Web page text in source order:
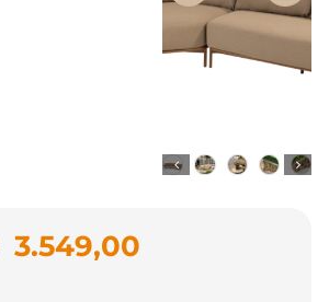
3.549,00